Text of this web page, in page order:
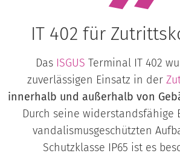
IT 402 für
Das ISGUS Terminal IT 402
zuverlässigen Einsatz in der
innerhalb und außerhalb von
Durch seine widerstandsfähige
vandalismusgeschützten
Schutzklasse IP65 ist es